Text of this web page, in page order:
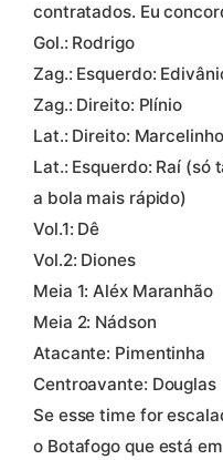
contratados. Eu
Gol.: Rodrigo
Zag.: Esquerdo:
Zag.: Direito: Plínio
Lat.: Direito: Marcelinho
Lat.: Esquerdo: Raí
a bola mais rápido)
Vol.1: Dê
Vol.2: Diones
Meia 1: Aléx Maranhão
Meia 2: Nádson
Atacante: Pimentinha
Centroavante: Douglas
Se esse time for
o Botafogo que está